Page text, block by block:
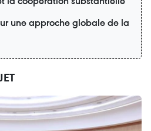
une approche globale de la